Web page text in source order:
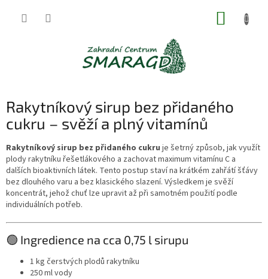
Rakytníkový sirup bez přidaného
cukru – svěží a plný vitamínů
Rakytníkový sirup bez přidaného cukru je šetrný způsob, jak využít
plody rakytníku řešetlákového a zachovat maximum vitamínu C a
dalších bioaktivních látek. Tento postup staví na krátkém zahřátí šťávy
bez dlouhého varu a bez klasického slazení. Výsledkem je svěží
koncentrát, jehož chuť lze upravit až při samotném použití podle
individuálních potřeb.
🟢 Ingredience na cca 0,75 l sirupu
1 kg čerstvých plodů rakytníku
250 ml vody